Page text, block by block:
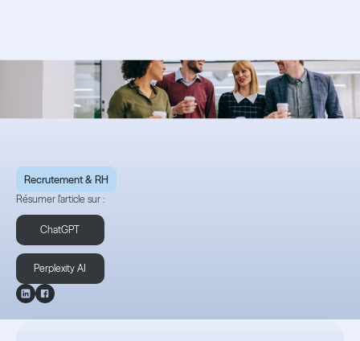
Recrutement & RH
Résumer l'article sur :
ChatGPT
Perplexity AI